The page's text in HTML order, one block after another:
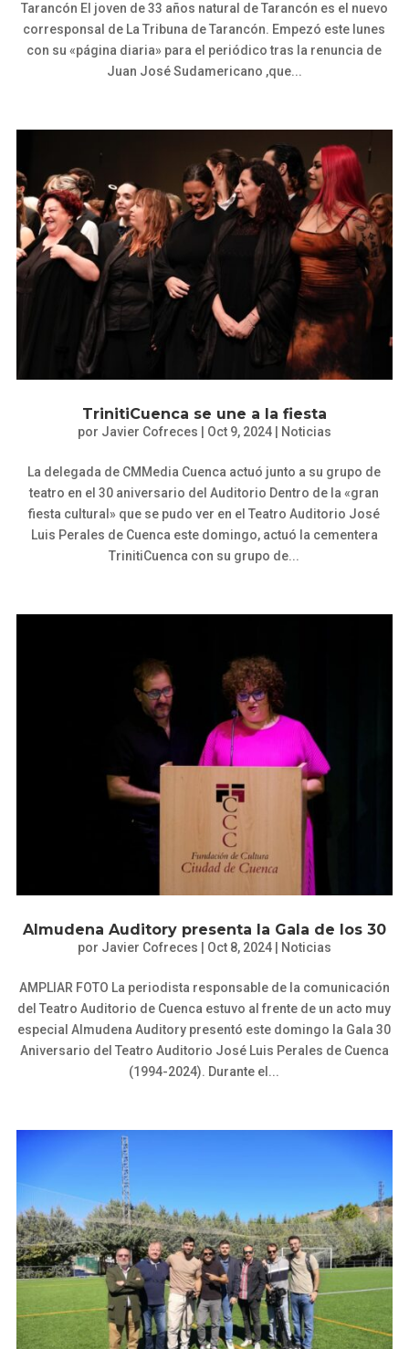
Tarancón El joven de 33 años natural de Tarancón es el nuevo
corresponsal de La Tribuna de Tarancón. Empezó este lunes
con su «página diaria» para el periódico tras la renuncia de
Juan José Sudamericano ,que...
TrinitiCuenca se une a la fiesta
por Javier Cofreces Oct 9, 2024| Noticias
La delegada de CMMedia Cuenca actuó junto a su grupo de
teatro en el 30 aniversario del Auditorio Dentro de la «gran
fiesta cultural» que se pudo ver en el Teatro Auditorio José
Luis Perales de Cuenca este domingo, actuó la cementera
TrinitiCuenca con su grupo de...
Almudena Auditory presenta la Gala de los 30
por Javier Cofreces Oct 8, 2024| Noticias
AMPLIAR FOTO La periodista responsable de la comunicación
del Teatro Auditorio de Cuenca estuvo al frente de un acto muy
especial Almudena Auditory presentó este domingo la Gala 30
Aniversario del Teatro Auditorio José Luis Perales de Cuenca
(1994-2024). Durante el...